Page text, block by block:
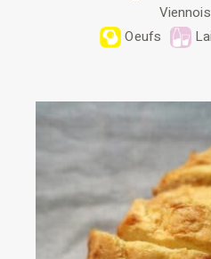
Oeufs